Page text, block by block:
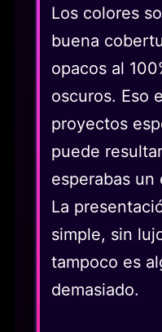
Los colores
buena
opacos al
oscuros. Eso
proyectos
puede
esperabas un
La
simple, sin
tampoco es
demasiado.